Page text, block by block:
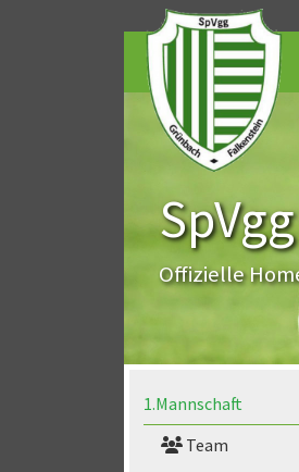
Offizielle
1.Mannschaft
Team